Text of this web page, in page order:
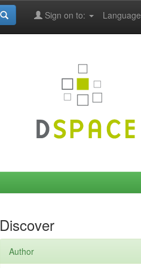
Language
Sign on to:
Discover
Author